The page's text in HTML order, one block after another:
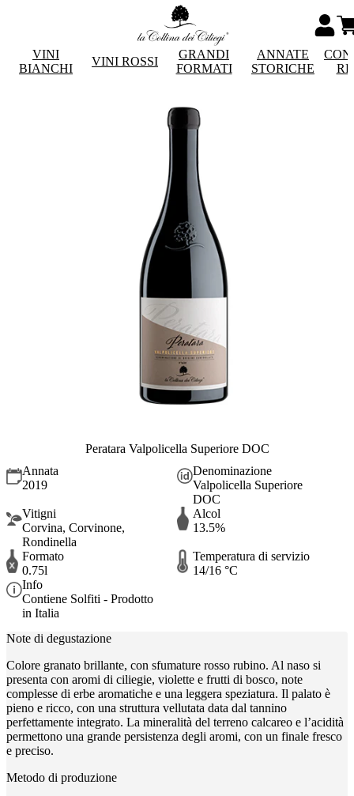
VINI
BIANCHI
VINI ROSSI
GRANDI
FORMATI
ANNATE
STORICHE
Peratara Valpolicella Superiore DOC
Annata
2019
Denominazione
Valpolicella Superiore
DOC
Vitigni
Corvina, Corvinone,
Rondinella
Alcol
13.5%
Formato
0.75l
Temperatura di servizio
14/16 °C
Info
Contiene Solfiti - Prodotto
in Italia
Note di degustazione
Colore granato brillante, con sfumature rosso rubino. Al naso si
presenta con aromi di ciliegie, violette e frutti di bosco, note
complesse di erbe aromatiche e una leggera speziatura. Il palato è
pieno e ricco, con una struttura vellutata data dal tannino
perfettamente integrato. La mineralità del terreno calcareo e l’acidità
permettono una grande persistenza degli aromi, con un finale fresco
e preciso.
Metodo di produzione